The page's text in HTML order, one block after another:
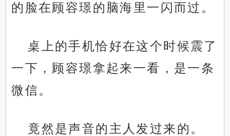
的脸在顾容璟的脑海里一闪而过。
桌上的手机恰好在这个时候震了
一下，顾容璟拿起来一看，是一条
微信。
竟然是声音的主人发过来的。